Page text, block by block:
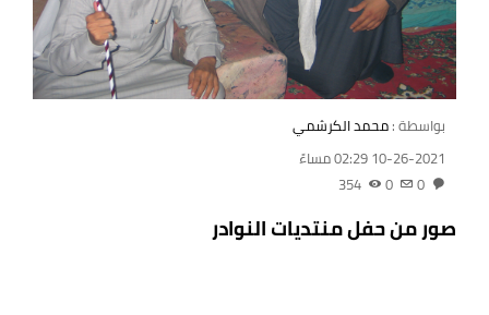
بواسطة :محمد الكرشمي
10-26-2021 02:29 مساءً
صور من حفل منتديات النوادر